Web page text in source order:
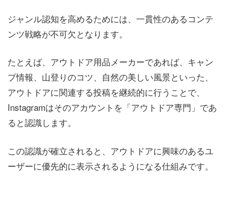
ジャンル認知を高めるためには、一貫性のあるコンテ
ンツ戦略が不可欠となります。
たとえば、アウトドア用品メーカーであれば、キャン
プ情報、山登りのコツ、自然の美しい風景といった、
アウトドアに関連する投稿を継続的に行うことで、
Instagramはそのアカウントを「アウトドア専門」であ
ると認識します。
この認識が確立されると、アウトドアに興味のあるユ
ーザーに優先的に表示されるようになる仕組みです。